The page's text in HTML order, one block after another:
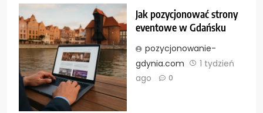
Jak pozycjonować strony
eventowe w Gdańsku
pozycjonowanie-
gdynia.com
1 tydzień
ago
0